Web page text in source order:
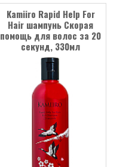
Kamiiro Rapid Help For
Hair шампунь Cкорая
помощь для волос за 20
секунд, 330мл